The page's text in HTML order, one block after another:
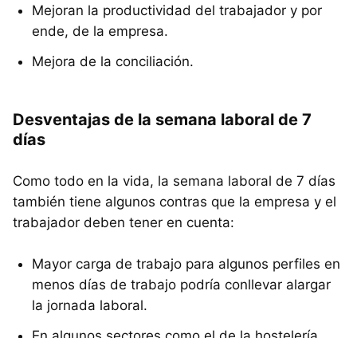
Mejoran la productividad del trabajador y por
ende, de la empresa.
Mejora de la conciliación.
Desventajas de la semana laboral de 7
días
Como todo en la vida, la semana laboral de 7 días
también tiene algunos contras que la empresa y el
trabajador deben tener en cuenta:
Mayor carga de trabajo para algunos perfiles en
menos días de trabajo podría conllevar alargar
la jornada laboral.